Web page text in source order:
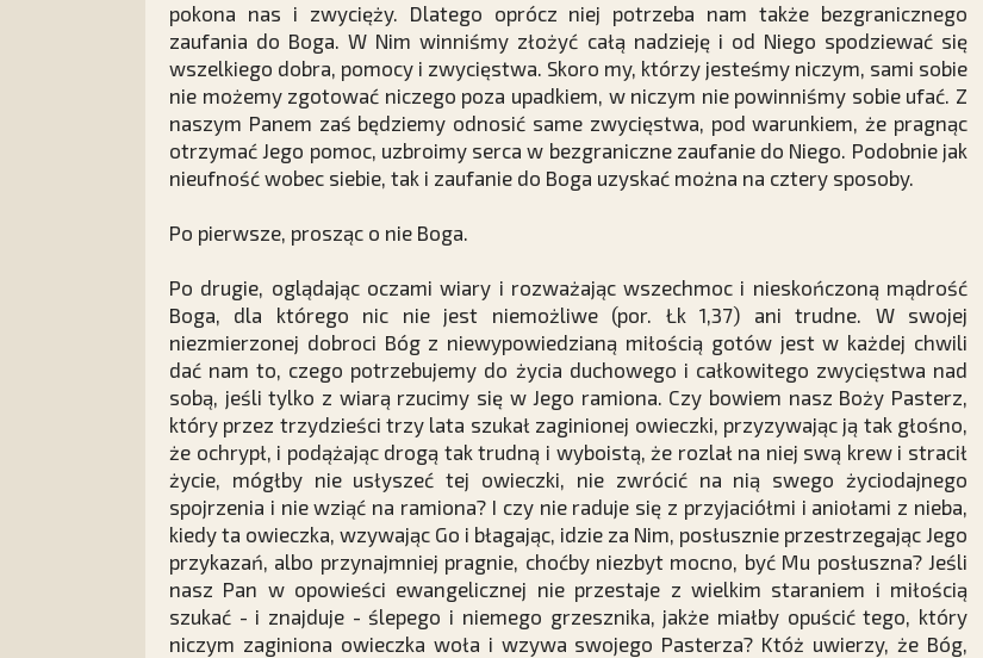
pokona nas i zwycięży. Dlatego oprócz niej potrzeba nam także bezgranicznego
zaufania do Boga. W Nim winniśmy złożyć całą nadzieję i od Niego spodziewać się
wszelkiego dobra, pomocy i zwycięstwa. Skoro my, którzy jesteśmy niczym, sami sobie
nie możemy zgotować niczego poza upadkiem, w niczym nie powinniśmy sobie ufać. Z
naszym Panem zaś będziemy odnosić same zwycięstwa, pod warunkiem, że pragnąc
otrzymać Jego pomoc, uzbroimy serca w bezgraniczne zaufanie do Niego. Podobnie jak
nieufność wobec siebie, tak i zaufanie do Boga uzyskać można na cztery sposoby.
Po pierwsze, prosząc o nie Boga.
Po drugie, oglądając oczami wiary i rozważając wszechmoc i nieskończoną mądrość
Boga, dla którego nic nie jest niemożliwe (por. Łk 1,37) ani trudne. W swojej
niezmierzonej dobroci Bóg z niewypowiedzianą miłością gotów jest w każdej chwili
dać nam to, czego potrzebujemy do życia duchowego i całkowitego zwycięstwa nad
sobą, jeśli tylko z wiarą rzucimy się w Jego ramiona. Czy bowiem nasz Boży Pasterz,
który przez trzydzieści trzy lata szukał zaginionej owieczki, przyzywając ją tak głośno,
że ochrypł, i podążając drogą tak trudną i wyboistą, że rozlał na niej swą krew i stracił
życie, mógłby nie usłyszeć tej owieczki, nie zwrócić na nią swego życiodajnego
spojrzenia i nie wziąć na ramiona? I czy nie raduje się z przyjaciółmi i aniołami z nieba,
kiedy ta owieczka, wzywając Go i błagając, idzie za Nim, posłusznie przestrzegając Jego
przykazań, albo przynajmniej pragnie, choćby niezbyt mocno, być Mu posłuszna? Jeśli
nasz Pan w opowieści ewangelicznej nie przestaje z wielkim staraniem i miłością
szukać - i znajduje - ślepego i niemego grzesznika, jakże miałby opuścić tego, który
niczym zaginiona owieczka woła i wzywa swojego Pasterza? Któż uwierzy, że Bóg,